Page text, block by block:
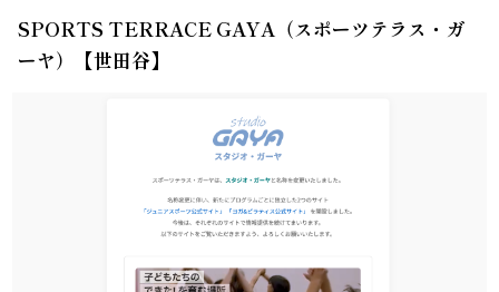
SPORTS TERRACE GAYA（スポーツテラス・ガ
ーヤ）【世田谷】